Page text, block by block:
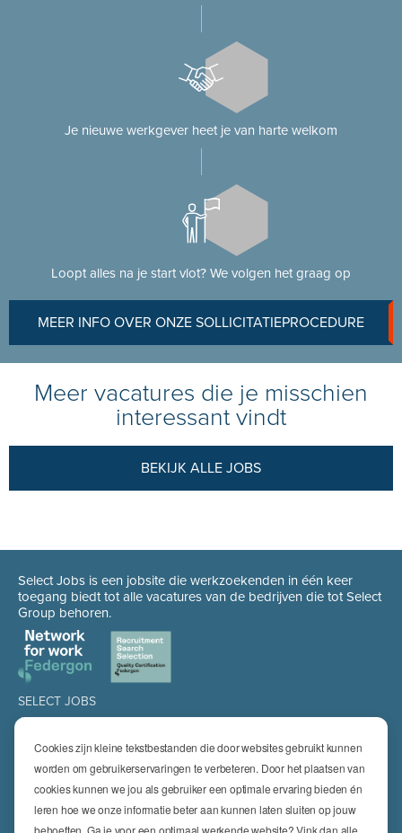
Cookies zijn kleine tekstbestanden die door websites gebruikt kunnen
worden om gebruikerservaringen te verbeteren. Door het plaatsen van
cookies kunnen we jou als gebruiker een optimale ervaring bieden én
leren hoe we onze informatie beter aan kunnen laten sluiten op jouw
behoeften. Ga je voor een optimaal werkende website? Vink dan alle
Je nieuwe werkgever heet je van harte welkom
Loopt alles na je start vlot? We volgen het graag op
MEER INFO OVER ONZE SOLLICITATIEPROCEDURE
Meer vacatures die je misschien
interessant vindt
BEKIJK ALLE JOBS
Select Jobs is een jobsite die werkzoekenden in één keer
toegang biedt tot alle vacatures van de bedrijven die tot Select
Group behoren.
SELECT JOBS
Jobs
Job alert
SPECIALISATIES
Technics
High Technics & Engineering